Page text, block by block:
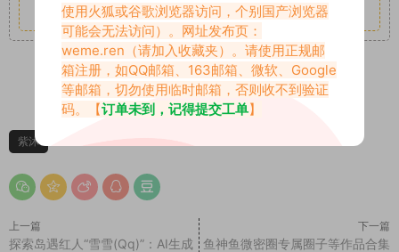
其它更多疑问请查看站内帮助中心！
0 0
紫沐
上一篇
探索岛遇红人“雪雪(Qq)”：AI生成
下一篇
鱼神鱼微密圈专属圈子等作品合集
使用火狐或谷歌浏览器访问，个别国产浏览器
可能会无法访问）。网址发布页：
weme.ren （请加入收藏夹）。请使用正规邮
箱注册，如QQ邮箱、163邮箱、微软、Google
等邮箱，切勿使用临时邮箱，否则收不到验证
码。【订单未到，记得提交工单】